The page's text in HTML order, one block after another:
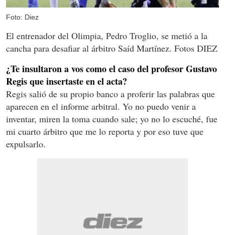
Foto: Diez
El entrenador del Olimpia, Pedro Troglio, se metió a la
cancha para desafiar al árbitro Saíd Martínez. Fotos DIEZ
¿Te insultaron a vos como el caso del profesor Gustavo
Regis que insertaste en el acta?
Regis salió de su propio banco a proferir las palabras que
aparecen en el informe arbitral. Yo no puedo venir a
inventar, miren la toma cuando sale; yo no lo escuché, fue
mi cuarto árbitro que me lo reporta y por eso tuve que
expulsarlo.